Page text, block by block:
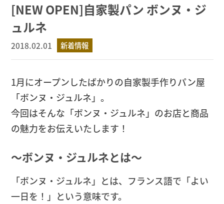
[NEW OPEN]自家製パン ボンヌ・ジ
ュルネ
2018.02.01 新着情報
1月にオープンしたばかりの自家製手作りパン屋
「ボンヌ・ジュルネ」。
今回はそんな「ボンヌ・ジュルネ」のお店と商品
の魅力をお伝えいたします！
〜ボンヌ・ジュルネとは〜
「ボンヌ・ジュルネ」とは、フランス語で「よい
一日を！」という意味です。